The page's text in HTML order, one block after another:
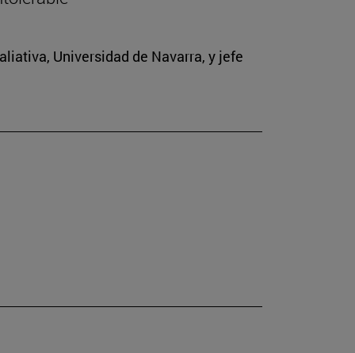
Universidad de Navarra, y jefe